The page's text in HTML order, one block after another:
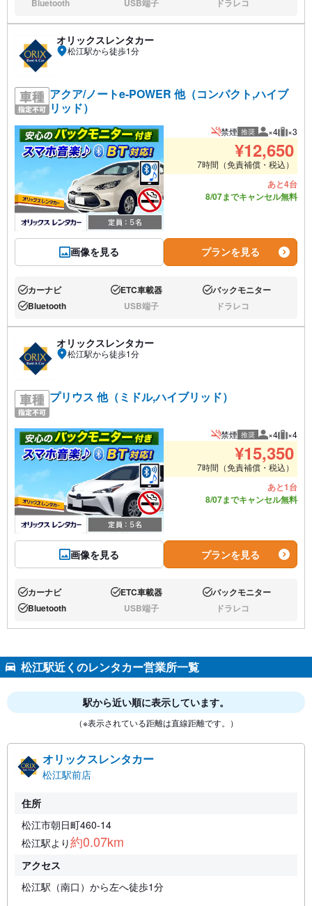
なし:Bluetooth なし:USB端子 なし:ドラレコ
オリックスレンタカー
松江駅から徒歩1分
アクア/ノートe-POWER 他（コンパクト,ハイブ
リッド）
画像を見る
禁煙 推奨 推奨人数
×4 推奨
×3
¥12,650
7時間（免責補償・税込）
あと4台
8/07までキャンセル無料
プランを見る
あり:カーナビ あり:ETC車載器 あり:バックモニター
あり:Bluetooth なし:USB端子 なし:ドラレコ
オリックスレンタカー
松江駅から徒歩1分
プリウス 他（ミドル,ハイブリッド）
画像を見る
禁煙 推奨 推奨人数
×4 推奨
×4
¥15,350
7時間（免責補償・税込）
あと1台
8/07までキャンセル無料
プランを見る
あり:カーナビ あり:ETC車載器 あり:バックモニター
あり:Bluetooth なし:USB端子 なし:ドラレコ
松江駅近くのレンタカー営業所一覧
駅から近い順に表示しています。
（※表示されている距離は直線距離です。）
オリックスレンタカー
松江駅前店
住所
松江市朝日町460-14
松江駅より約0.07km
アクセス
松江駅（南口）から左へ徒歩1分